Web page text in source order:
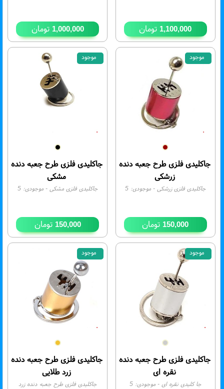
1,100,000 تومان 1,000,000 تومان
جاکلیدی فلزی طرح جعبه دنده
زرشکی
جاکلیدی فلزی زرشکی - موجودی:5
150,000 تومان
موجود
جاکلیدی فلزی طرح جعبه دنده
مشکی
جاکلیدی فلزی مشکی - موجودی:5
150,000 تومان
موجود
جاکلیدی فلزی طرح جعبه دنده
نقره ای
جا کلیدی نقره ای - موجودی:5
موجود
جاکلیدی فلزی طرح جعبه دنده
زرد طلایی
جاکلیدی فلزی طرح جعبه دنده زرد
موجود